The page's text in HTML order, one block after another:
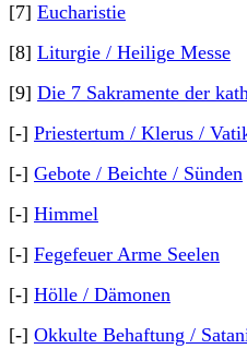
[7] Eucharistie
[8] Liturgie / Heilige Messe
[9] Die 7 Sakramente der
[-] Priestertum / Klerus /
[-] Gebote / Beichte / Sünden
[-] Himmel
[-] Fegefeuer Arme Seelen
[-] Hölle / Dämonen
[-] Okkulte Behaftung /